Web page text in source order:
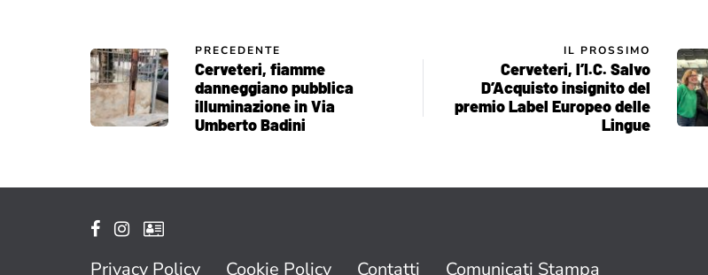
PRECEDENTE
Cerveteri, fiamme
danneggiano pubblica
illuminazione in Via
Umberto Badini
IL PROSSIMO
Cerveteri, l’I.C. Salvo
D’Acquisto insignito del
premio Label Europeo delle
Lingue
Privacy Policy Cookie Policy Contatti Comunicati Stampa